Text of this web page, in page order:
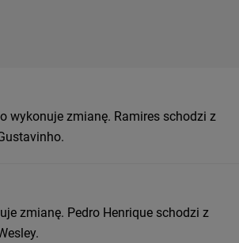
wykonuje zmianę. Ramires schodzi z
zmianę. Pedro Henrique schodzi z